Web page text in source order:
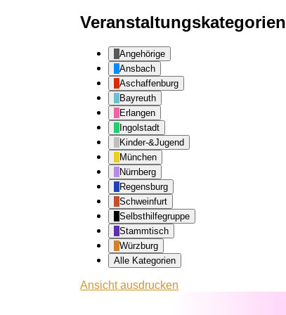
Veranstaltungskategorien
Angehörige
Ansbach
Aschaffenburg
Bayreuth
Erlangen
Ingolstadt
Kinder-&Jugend
München
Nürnberg
Regensburg
Schweinfurt
Selbsthilfegruppe
Stammtisch
Würzburg
Alle Kategorien
Ansichtausdrucken